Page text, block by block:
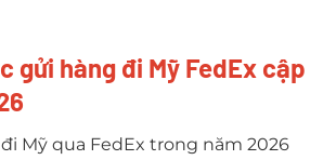
gửi hàng đi Mỹ FedEx cập
Mỹ qua FedEx trong năm 2026